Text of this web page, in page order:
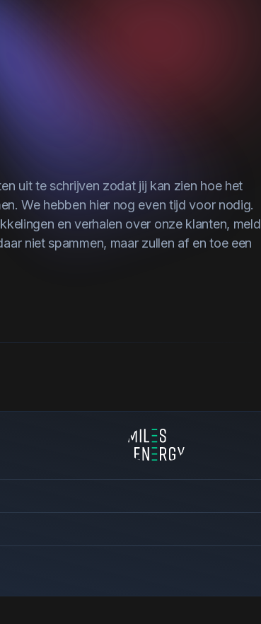
uit te schrijven zodat jij kan zien hoe het
We hebben hier nog even tijd voor nodig.
en verhalen over onze klanten, meld
niet spammen, maar zullen af en toe een